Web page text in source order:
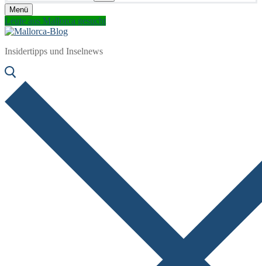
Menü
Leute aus Mallorca gesucht
Insidertipps und Inselnews